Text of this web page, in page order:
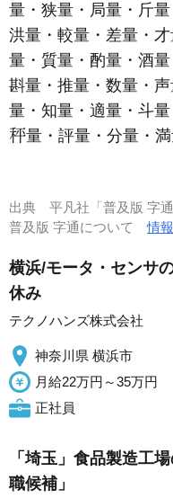
量・狭量・局量・斤
洪量・較量・差量・
量・質量・酌量・酒
斟量・推量・数量・
量・知量・適量・斗
量・評量・分量・
出典 平凡社「普及版 字通
普及版 字通について情報
横浜/モータ・センサ
休み
テクノハンズ株式会社
神奈川県 横浜市
月給22万円～35万円
正社員
「埼玉」食品製造工
職候補」